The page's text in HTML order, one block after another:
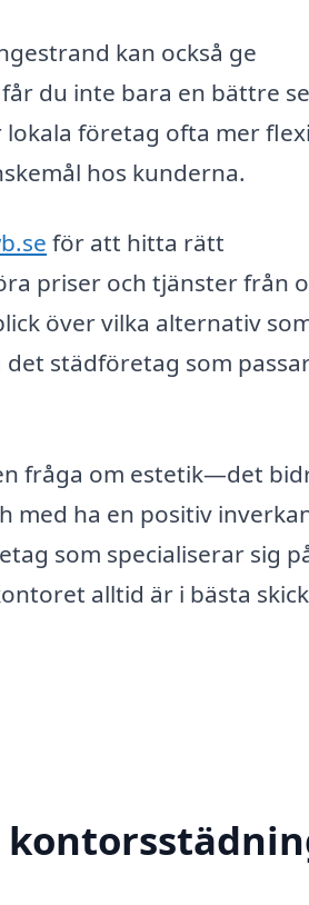
kan också ge
du inte bara en bättre
företag ofta mer
hos kunderna.
för att hitta rätt
priser och tjänster från
över vilka alternativ
städföretag som
fråga om estetik—det
med ha en positiv
som specialiserar sig
alltid är i bästa